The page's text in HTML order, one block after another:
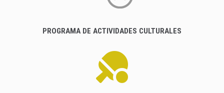
PROGRAMA DE ACTIVIDADES CULTURALES